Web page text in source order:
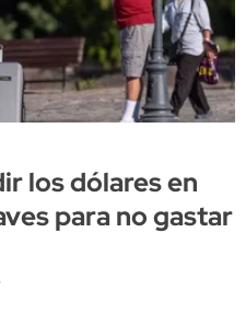
los dólares en
para no gastar